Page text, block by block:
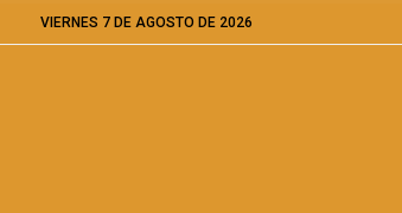
VIERNES 7 DE AGOSTO DE 2026